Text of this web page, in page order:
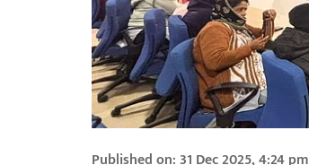
Published on:31 Dec 2025, 4:24 pm